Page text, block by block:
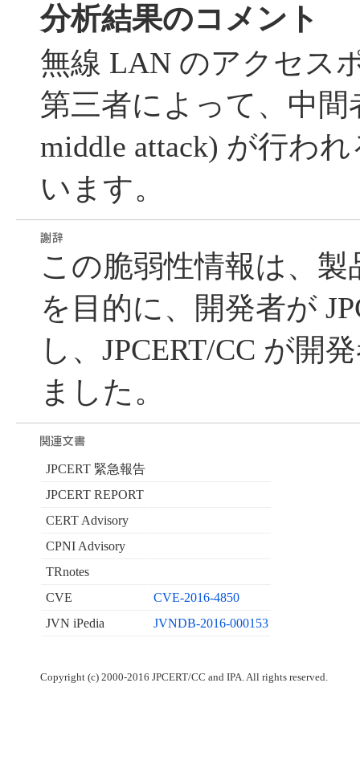
分析結果のコメント
無線 LAN のアクセス
第三者によって、中間
middle attack) が行わ
います。
この脆弱性情報は、
を目的に、開発者が
し、JPCERT/CC が開
ました。
JPCERT 緊急報告
JPCERT REPORT
CERT Advisory
CPNI Advisory
TRnotes
CVE
CVE-2016-4850
JVN iPedia
JVNDB-2016-000153
Copyright (c) 2000-2016 JPCERT/CC and IPA. All rights reserved.